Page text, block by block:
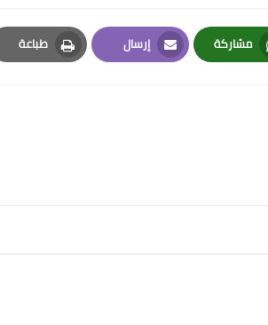
مشاركة
Whatsapp
إرسال
Email
طباعة
Print